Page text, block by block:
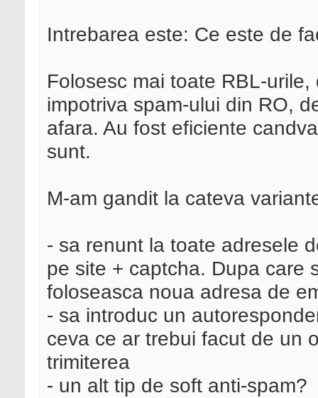
Intrebarea este: Ce este de
Folosesc mai toate RBL-
impotriva spam-ului din RO,
afara. Au fost eficiente
sunt.
M-am gandit la cateva
- sa renunt la toate adresele
pe site + captcha. Dupa care
foloseasca noua adresa de
- sa introduc un
ceva ce ar trebui facut de un
trimiterea
- un alt tip de soft anti-spam?